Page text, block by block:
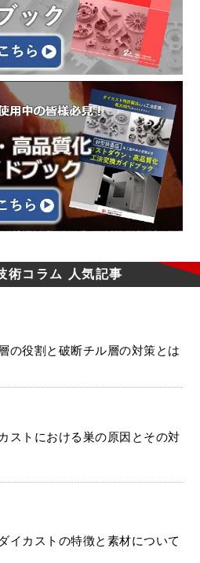
術コラム 人気記事
の役割と破断チル層の対策とは
ストにおける巣の原因とその対
イカストの特徴と素材について